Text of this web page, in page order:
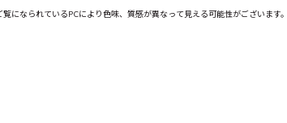
なられているPCにより色味、質感が異なって見える可能性がございます。